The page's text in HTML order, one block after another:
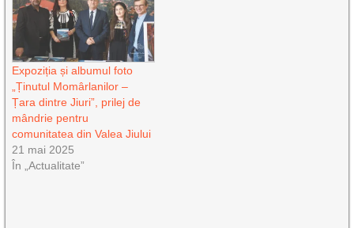
Expoziția și albumul foto
„Ținutul Momârlanilor –
Țara dintre Jiuri”, prilej de
mândrie pentru
comunitatea din Valea Jiului
21 mai 2025
În „Actualitate”